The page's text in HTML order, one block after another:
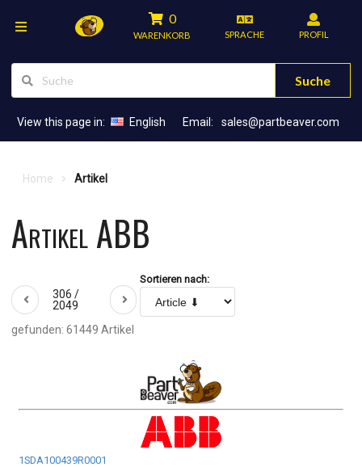
0
WARENKORB SPRACHE PROFIL
Suche
View this page in: English Email: sales@partbeaver.com
Home Artikel
Artikel ABB
306 /
2049
Sortieren nach:
gefunden: 61449 Artikel
1SDA100439R0001